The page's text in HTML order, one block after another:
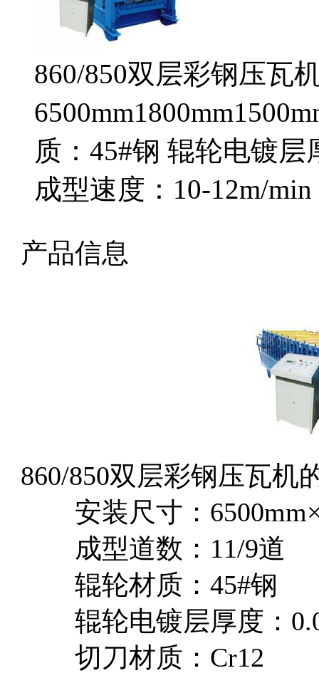
860/850双层彩钢压瓦
质：45#钢 辊轮电镀层
成型速度：10-12m/
产品信息
860/850双层彩钢压瓦机
安装尺寸：
成型道数：11/9道
辊轮材质：45#钢
辊轮电镀层厚度：
切刀材质：Cr12